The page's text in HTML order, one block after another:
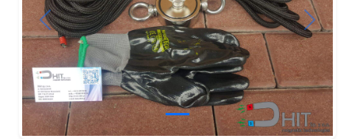
Previous Next